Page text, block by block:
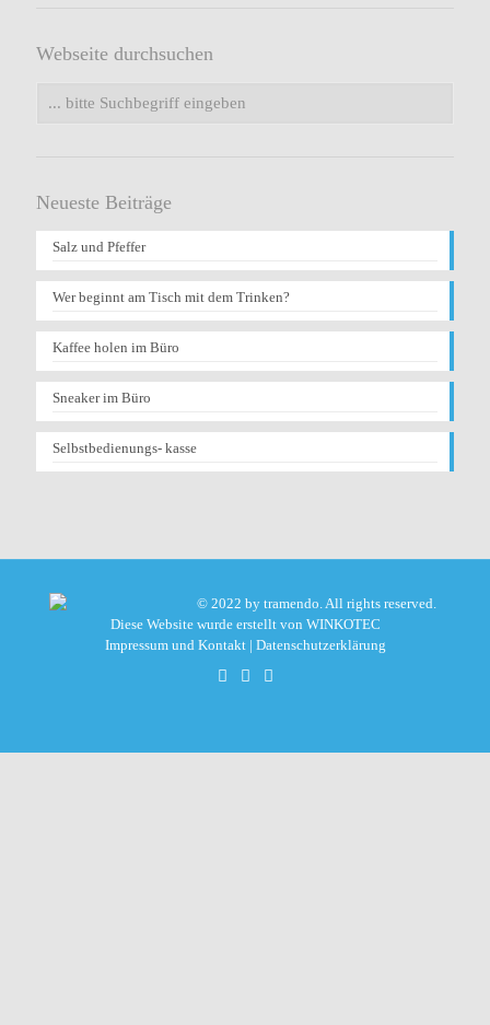
Webseite durchsuchen
Neueste Beiträge
Salz und Pfeffer
Wer beginnt am Tisch mit dem Trinken?
Kaffee holen im Büro
Sneaker im Büro
Selbstbedienungs- kasse
© 2022 by tramendo. All rights reserved.
Diese Website wurde erstellt von WINKOTEC
Impressum und Kontakt| Datenschutzerklärung